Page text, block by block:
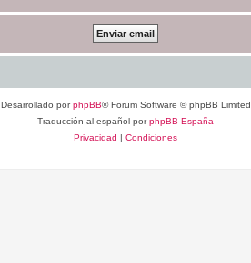
Desarrollado porphpBB® Forum Software © phpBB Limited
Traducción al español porphpBB España
Privacidad | Condiciones